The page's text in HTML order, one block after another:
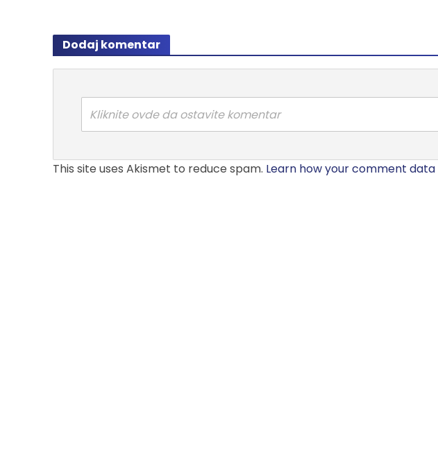
Dodaj komentar
Kliknite ovde da ostavite komentar
This site uses Akismet to reduce spam. Learn how your comment data